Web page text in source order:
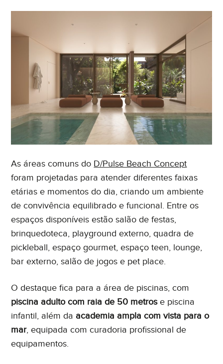
As áreas comuns do D/Pulse Beach Concept
foram projetadas para atender diferentes faixas
etárias e momentos do dia, criando um ambiente
de convivência equilibrado e funcional. Entre os
espaços disponíveis estão salão de festas,
brinquedoteca, playground externo, quadra de
pickleball, espaço gourmet, espaço teen, lounge,
bar externo, salão de jogos e pet place.
O destaque fica para a área de piscinas, com
piscina adulto com raia de 50 metrose piscina
infantil, além da academia ampla com vista para o
mar, equipada com curadoria profissional de
equipamentos.